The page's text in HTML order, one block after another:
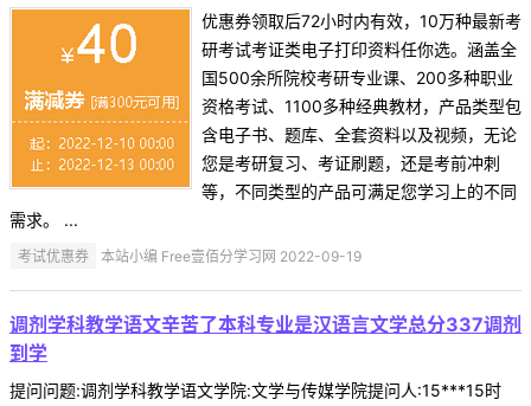
优惠券领取后72小时内有效，10万种最新考
研考试考证类电子打印资料任你选。涵盖全
国500余所院校考研专业课、200多种职业
资格考试、1100多种经典教材，产品类型包
含电子书、题库、全套资料以及视频，无论
您是考研复习、考证刷题，还是考前冲刺
等，不同类型的产品可满足您学习上的不同
需求。 ...
考试优惠券 本站小编 Free壹佰分学习网 2022-09-19
调剂学科教学语文辛苦了本科专业是汉语言文学总分337调剂
到学
提问问题:调剂学科教学语文学院:文学与传媒学院提问人:15***15时